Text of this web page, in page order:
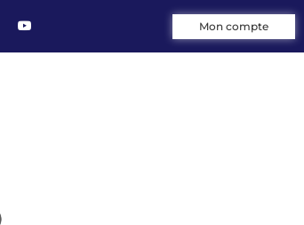
Mon compte